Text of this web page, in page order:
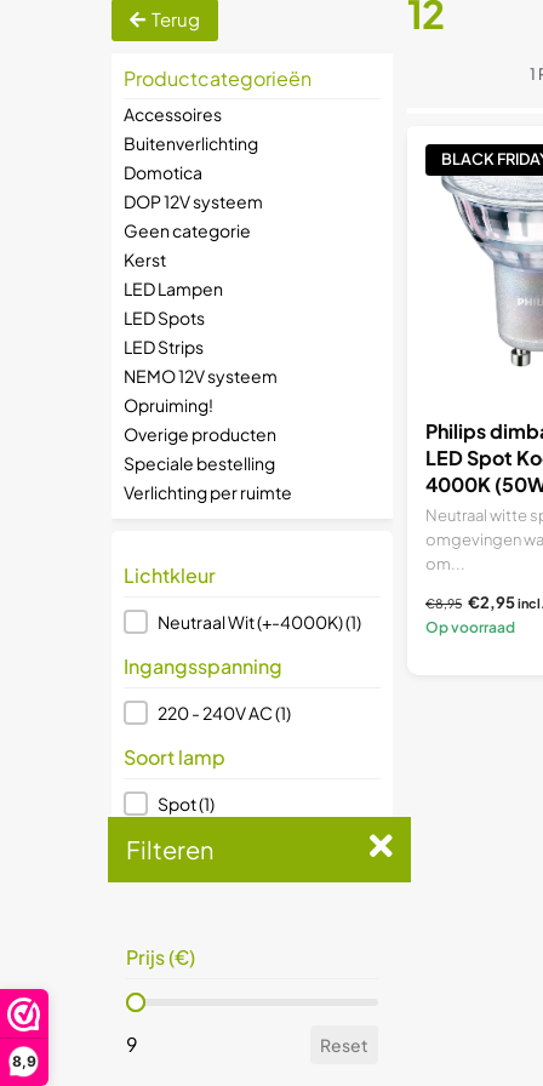
8,9
Terug
Productcategorieën
Accessoires
Buitenverlichting
Domotica
DOP 12V systeem
Geen categorie
Kerst
LED Lampen
LED Spots
LED Strips
NEMO 12V systeem
Opruiming!
Overige producten
Speciale bestelling
Verlichting per ruimte
Lichtkleur
Lichtkleur
Neutraal Wit (+-4000K)(1)
Ingangsspanning
Ingangsspanning
220 - 240V AC(1)
Soort lamp
Soort lamp
Spot(1)
Dimbaar
Prijs (€)
12
1
BLACK
Philips
LED Spot
4000K
Vervanger)
Neutraal witte
omgevingen
om...
€8,95 €2,95
Op voorraad
Filteren
Prijs (€)
Prijs (€)
9 Reset